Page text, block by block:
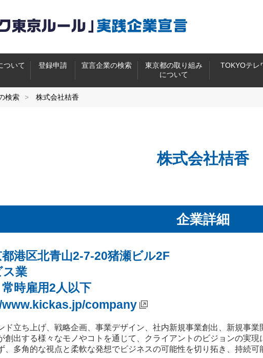
ついて 登録申請 宣言企業の検索
東京都の取り組み
について
TOKYOテレ
検索 株式会社桔香
株式会社桔香
企業詳細
港区北青山2-7-20猪瀬ビル2F
ス業
時雇用2人以下
company
立ち上げ、戦略企画、事業デザイン、社内新規事業創出、新規事業
創出する様々なモノやコトを通じて、クライアントのビジョンの実
、多角的な視点と柔軟な発想でビジネスの可能性を切り拓き、持続可